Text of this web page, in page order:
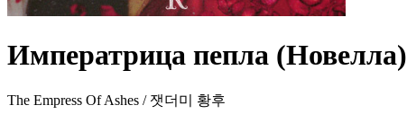
Императрица пепла (Новелла)
The Empress Of Ashes / 잿더미 황후